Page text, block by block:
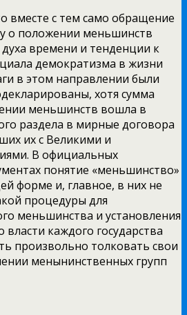
вместе с тем само обращение
о положении меньшинств
времени и тенденции к
демократизма в жизни
в этом направлении были
хотя сумма
меньшинств вошла в
раздела в мирные договора
их с Великими и
В официальных
понятие «меньшинство»
форме и, главное, в них не
процедуры для
меньшинства и установления
власти каждого государства
произвольно толковать свои
менынинственных групп